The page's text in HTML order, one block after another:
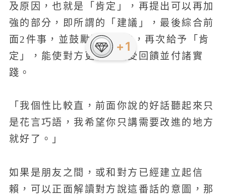
及原因，也就是「肯定」，再提出可以再加
強的部分，即所謂的「建議」，最後綜合前
面2件事，並鼓勵對方改進，再次給予「肯
定」，能使對方更願意接受回饋並付諸實
踐。
「我個性比較直，前面你說的好話聽起來只
是花言巧語，我希望你只講需要改進的地方
就好了。」
如果是朋友之間，或和對方已經建立起信
賴，可以正面解讀對方說這番話的意圖，那
+1